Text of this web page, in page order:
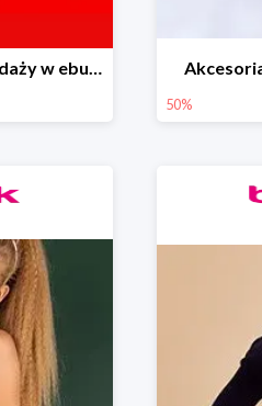
Ostatnie dni wyprzedaży w ebutik.pl do -90%
50%